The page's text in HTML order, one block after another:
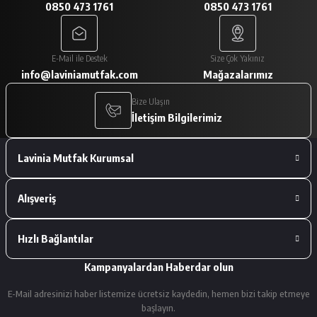
A... V... | 29/01/2026
Paketleme çok iyiydi. Ürünler tam
istediğimiz gibiydi.
A... V... | 29/01/2026
Deneyimini Paylaş
0850 473 1761 0850 473 1761
E-Mail ile Destek
info@laviniamutfak.com
Size Çok Yakınız
Mağazalarımız
Bize Ulaşın
İletişim Bilgilerimiz
Lavinia Mutfak Kurumsal
Alışveriş
Hızlı Bağlantılar
Kampanyalardan Haberdar olun
E-Mail adresinizi haber listemize ücretsiz kaydedin, hemen bizi takip etmeye
başlayın.